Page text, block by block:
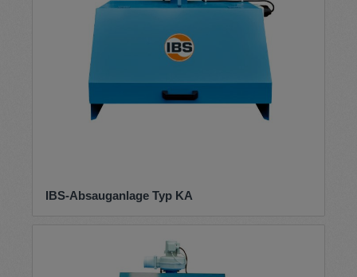
IBS-Absauganlage Typ KA